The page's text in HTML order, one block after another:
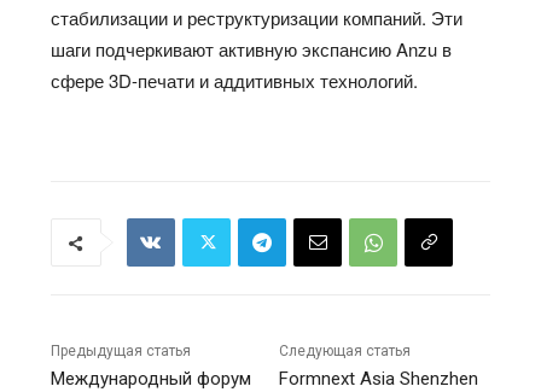
стабилизации и реструктуризации компаний. Эти
шаги подчеркивают активную экспансию Anzu в
сфере 3D-печати и аддитивных технологий.
Предыдущая статья
Международный форум
Следующая статья
Formnext Asia Shenzhen